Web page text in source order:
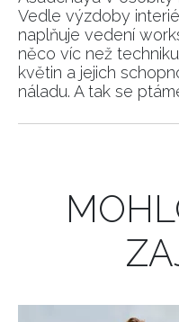
INFORMACE
REDAKCE
Vedle výzdoby
naplňuje vedení
něco víc než
květin a jejich
náladu. A tak se